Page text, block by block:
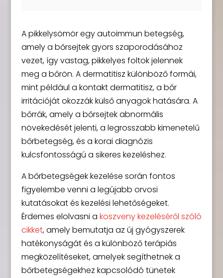
A pikkelysömör egy autoimmun betegség,
amely a bőrsejtek gyors szaporodásához
vezet, így vastag, pikkelyes foltok jelennek
meg a bőrön. A dermatitisz különböző formái,
mint például a kontakt dermatitisz, a bőr
irritációját okozzák külső anyagok hatására. A
bőrrák, amely a bőrsejtek abnormális
növekedését jelenti, a legrosszabb kimenetelű
bőrbetegség, és a korai diagnózis
kulcsfontosságú a sikeres kezeléshez.
A bőrbetegségek kezelése során fontos
figyelembe venni a legújabb orvosi
kutatásokat és kezelési lehetőségeket.
Érdemes elolvasni a koszveny kezeléséről szóló
cikket, amely bemutatja az új gyógyszerek
hatékonyságát és a különböző terápiás
megközelítéseket, amelyek segíthetnek a
bőrbetegségekhez kapcsolódó tünetek